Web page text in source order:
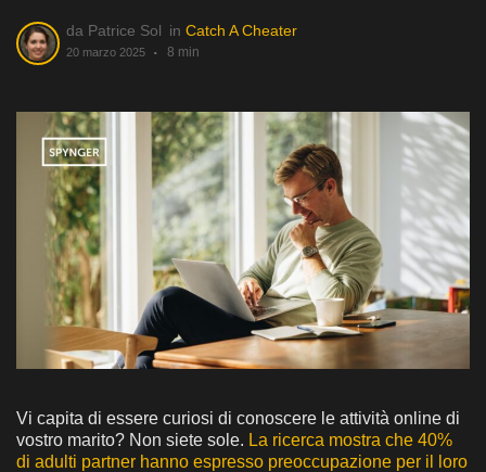
da Patrice Sol in Catch A Cheater
20 marzo 2025 8 min
Vi capita di essere curiosi di conoscere le attività online di
vostro marito? Non siete sole. La ricerca mostra che 40%
di adulti partner hanno espresso preoccupazione per il loro